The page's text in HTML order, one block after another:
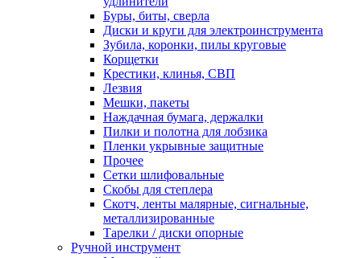
Буры, биты, сверла
Диски и круги для электроинструмента
Зубила, коронки, пилы круговые
Корщетки
Крестики, клинья, СВП
Лезвия
Мешки, пакеты
Наждачная бумага, держалки
Пилки и полотна для лобзика
Пленки укрывные защитные
Прочее
Сетки шлифовальные
Скобы для степлера
Скотч, ленты малярные, сигнальные,
металлизированные
Тарелки / диски опорные
Ручной инструмент